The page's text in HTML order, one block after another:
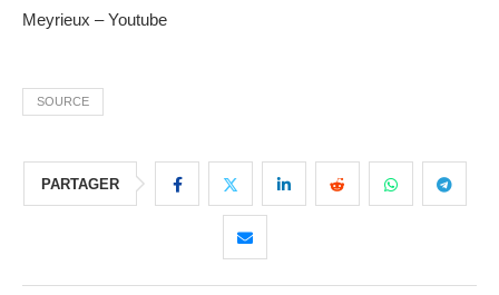
Meyrieux – Youtube
SOURCE
PARTAGER